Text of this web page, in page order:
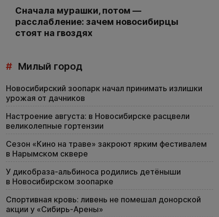
Сначала мурашки, потом —
расслабление: зачем новосибирцы
стоят на гвоздях
# Милый город
Новосибирский зоопарк начал принимать излишки
урожая от дачников
Настроение августа: в Новосибирске расцвели
великолепные гортензии
Сезон «Кино на траве» закроют ярким фестивалем
в Нарымском сквере
У дикобраза-альбиноса родились детёныши
в Новосибирском зоопарке
Спортивная кровь: ливень не помешал донорской
акции у «Сибирь-Арены»